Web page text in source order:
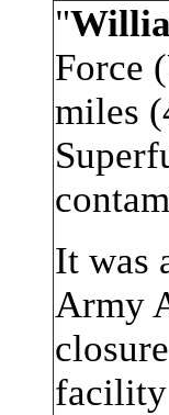
"
Force
miles
It was
Army